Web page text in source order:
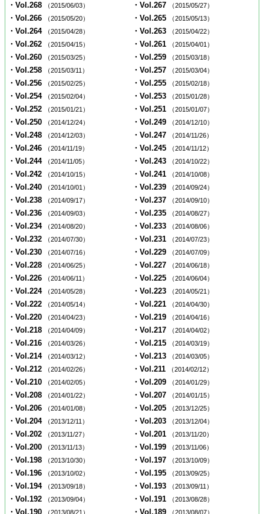
・Vol.268 （2015/06/03） ・Vol.267 （2015/05/27）
・Vol.266 （2015/05/20） ・Vol.265 （2015/05/13）
・Vol.264 （2015/04/28） ・Vol.263 （2015/04/22）
・Vol.262 （2015/04/15） ・Vol.261 （2015/04/01）
・Vol.260 （2015/03/25） ・Vol.259 （2015/03/18）
・Vol.258 （2015/03/11） ・Vol.257 （2015/03/04）
・Vol.256 （2015/02/25） ・Vol.255 （2015/02/18）
・Vol.254 （2015/02/04） ・Vol.253 （2015/01/28）
・Vol.252 （2015/01/21） ・Vol.251 （2015/01/07）
・Vol.250 （2014/12/24） ・Vol.249 （2014/12/10）
・Vol.248 （2014/12/03） ・Vol.247 （2014/11/26）
・Vol.246 （2014/11/19） ・Vol.245 （2014/11/12）
・Vol.244 （2014/11/05） ・Vol.243 （2014/10/22）
・Vol.242 （2014/10/15） ・Vol.241 （2014/10/08）
・Vol.240 （2014/10/01） ・Vol.239 （2014/09/24）
・Vol.238 （2014/09/17） ・Vol.237 （2014/09/10）
・Vol.236 （2014/09/03） ・Vol.235 （2014/08/27）
・Vol.234 （2014/08/20） ・Vol.233 （2014/08/06）
・Vol.232 （2014/07/30） ・Vol.231 （2014/07/23）
・Vol.230 （2014/07/16） ・Vol.229 （2014/07/09）
・Vol.228 （2014/06/25） ・Vol.227 （2014/06/18）
・Vol.226 （2014/06/11） ・Vol.225 （2014/06/04）
・Vol.224 （2014/05/28） ・Vol.223 （2014/05/21）
・Vol.222 （2014/05/14） ・Vol.221 （2014/04/30）
・Vol.220 （2014/04/23） ・Vol.219 （2014/04/16）
・Vol.218 （2014/04/09） ・Vol.217 （2014/04/02）
・Vol.216 （2014/03/26） ・Vol.215 （2014/03/19）
・Vol.214 （2014/03/12） ・Vol.213 （2014/03/05）
・Vol.212 （2014/02/26） ・Vol.211 （2014/02/12）
・Vol.210 （2014/02/05） ・Vol.209 （2014/01/29）
・Vol.208 （2014/01/22） ・Vol.207 （2014/01/15）
・Vol.206 （2014/01/08） ・Vol.205 （2013/12/25）
・Vol.204 （2013/12/11） ・Vol.203 （2013/12/04）
・Vol.202 （2013/11/27） ・Vol.201 （2013/11/20）
・Vol.200 （2013/11/13） ・Vol.199 （2013/11/06）
・Vol.198 （2013/10/30） ・Vol.197 （2013/10/09）
・Vol.196 （2013/10/02） ・Vol.195 （2013/09/25）
・Vol.194 （2013/09/18） ・Vol.193 （2013/09/11）
・Vol.192 （2013/09/04） ・Vol.191 （2013/08/28）
・Vol.190 （2013/08/21） ・Vol.189 （2013/08/07）